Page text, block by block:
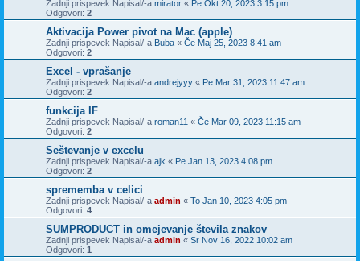
Zadnji prispevek Napisal/-a mirator « Pe Okt 20, 2023 3:15 pm
Odgovori: 2
Aktivacija Power pivot na Mac (apple)
Zadnji prispevek Napisal/-a Buba « Če Maj 25, 2023 8:41 am
Odgovori: 2
Excel - vprašanje
Zadnji prispevek Napisal/-a andrejyyy « Pe Mar 31, 2023 11:47 am
Odgovori: 2
funkcija IF
Zadnji prispevek Napisal/-a roman11 « Če Mar 09, 2023 11:15 am
Odgovori: 2
Seštevanje v excelu
Zadnji prispevek Napisal/-a ajk « Pe Jan 13, 2023 4:08 pm
Odgovori: 2
sprememba v celici
Zadnji prispevek Napisal/-a admin « To Jan 10, 2023 4:05 pm
Odgovori: 4
SUMPRODUCT in omejevanje števila znakov
Zadnji prispevek Napisal/-a admin « Sr Nov 16, 2022 10:02 am
Odgovori: 1